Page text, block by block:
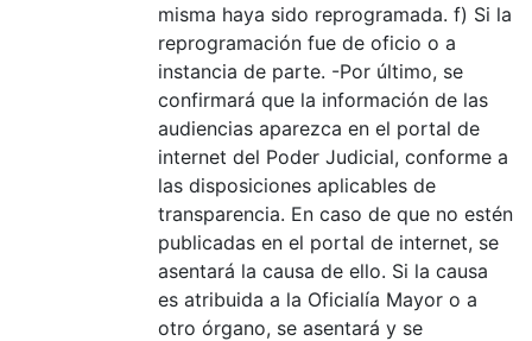
misma haya sido reprogramada. f) Si la
reprogramación fue de oficio o a
instancia de parte. -Por último, se
confirmará que la información de las
audiencias aparezca en el portal de
internet del Poder Judicial, conforme a
las disposiciones aplicables de
transparencia. En caso de que no estén
publicadas en el portal de internet, se
asentará la causa de ello. Si la causa
es atribuida a la Oficialía Mayor o a
otro órgano, se asentará y se